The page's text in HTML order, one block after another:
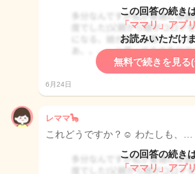
この回答の続き
「ママリ」アプリ
お読みいただけ
無料で続きを見る
6月24日
レママ🦕
これどうですか？☺️ わたしも、…
この回答の続き
「ママリ」アプリ